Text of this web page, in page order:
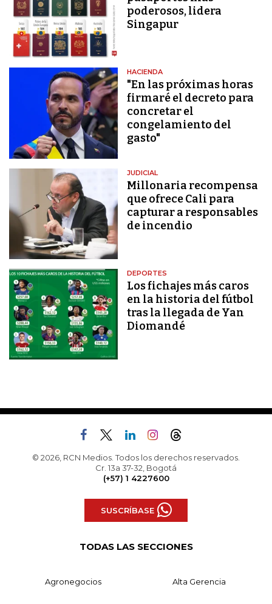
poderosos, lidera
Singapur
HACIENDA
"En las próximas horas
firmaré el decreto para
concretar el
congelamiento del
gasto"
JUDICIAL
Millonaria recompensa
que ofrece Cali para
capturar a responsables
de incendio
DEPORTES
Los fichajes más caros
en la historia del fútbol
tras la llegada de Yan
Diomandé
© 2026, RCN Medios. Todos los derechos reservados.
Cr. 13a 37-32, Bogotá
(+57) 1 4227600
SUSCRÍBASE
TODAS LAS SECCIONES
Agronegocios Alta Gerencia